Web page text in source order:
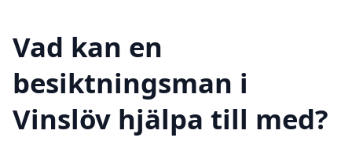
Vad kan en
besiktningsman i
Vinslöv hjälpa till med?